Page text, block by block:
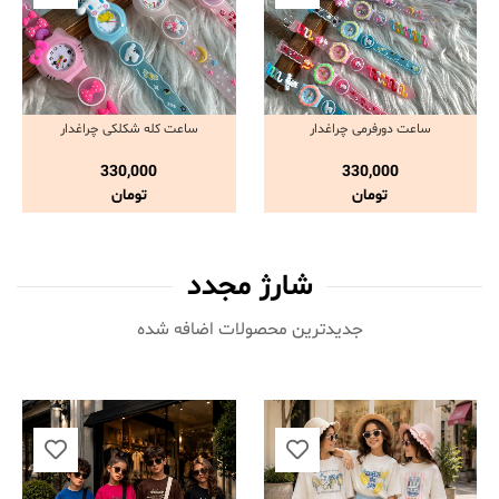
مشاهده و خرید
ساعت دورفرمی چراغدار
330,000
تومان
مشاهده و خرید
ساعت کله شکلکی چراغدار
330,000
تومان
شارژ مجدد
جدیدترین محصولات اضافه شده‌
ناموجود